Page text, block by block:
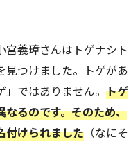
宮義璋さんはトゲナシト
見つけました。トゲがあ
ではありません。 トゲ
るのです。そのため、
付けられました （なにそ